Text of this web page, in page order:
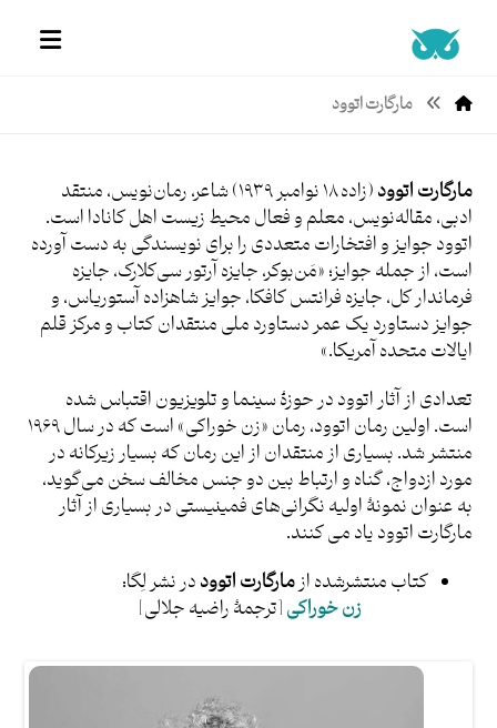
مارگارت اتوود
مارگارت اتوود
(زاده ۱۸ نوامبر ۱۹۳۹) شاعر، رمان‌نویس، منتقد
ادبی، مقاله‌نویس، معلم و فعال محیط زیست اهل کانادا است.
اتوود جوایز و افتخارات متعددی را برای نویسندگی به دست آورده
است، از جمله جوایز؛ «مَن‌بوکر، جایزه آرتور سی‌کلارک، جایزه
فرماندار کل، جایزه فرانتس کافکا، جوایز شاهزاده آستوریاس، و
جوایز دستاورد یک عمر دستاورد ملی منتقدان کتاب و مرکز قلم
ایالات متحده آمریکا.»
تعدادی از آثار اتوود در حوزۀ سینما و تلویزیون اقتباس شده
است. اولین رمان اتوود، رمان «زن خوراکی» است که در سال ۱۹۶۹
منتشر شد. بسیاری از منتقدان از این رمان که بسیار زیرکانه در
مورد ازدواج، گناه و ارتباط بین دو جنس مخالف سخن می­‌گوید،
به عنوان نمونۀ اولیه نگرانی‌های فمینیستی در بسیاری از آثار
مارگارت اتوود یاد می کنند.
کتاب‌ منتشرشده ازمارگارت اتووددر نشر لِگا:
زن خوراکی[ترجمۀ راضیه جلالی]